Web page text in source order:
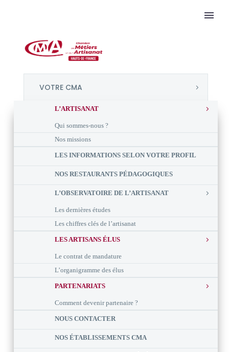
VOTRE CMA
L’ARTISANAT
Qui sommes-nous ?
Nos missions
LES INFORMATIONS SELON VOTRE PROFIL
NOS RESTAURANTS PÉDAGOGIQUES
L’OBSERVATOIRE DE L’ARTISANAT
Les dernières études
Les chiffres clés de l’artisanat
LES ARTISANS ÉLUS
Le contrat de mandature
L’organigramme des élus
PARTENARIATS
Comment devenir partenaire ?
NOUS CONTACTER
NOS ÉTABLISSEMENTS CMA